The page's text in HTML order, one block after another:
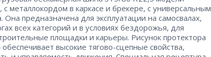
с металлокордом в каркасе и брекере, с универсальным
Она предназначена для эксплуатации на самосвалах,
всех категорий и в условиях бездорожья, для
площадки и карьеры. Рисунок протектора
высокие тягово-сцепные свойства,